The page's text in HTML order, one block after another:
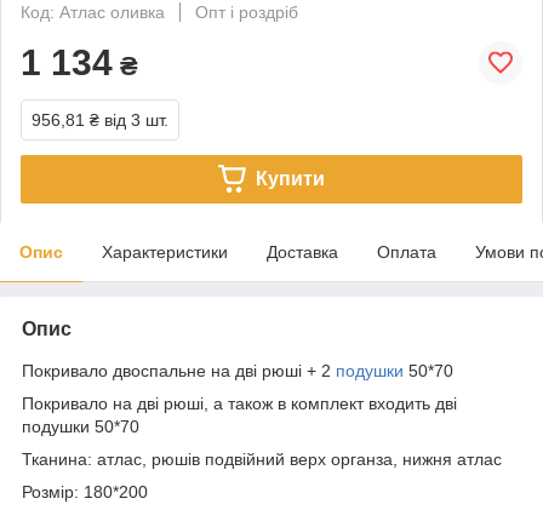
Код: Атлас оливка
Опт і роздріб
1 134 ₴
956,81 ₴ від 3 шт.
Купити
Опис Характеристики Доставка Оплата Умови
Опис
Покривало двоспальне на дві рюші + 2 подушки 50*70
Покривало на дві рюші, а також в комплект входить дві
подушки 50*70
Тканина: атлас, рюшів подвійний верх органза, нижня атлас
Розмір: 180*200